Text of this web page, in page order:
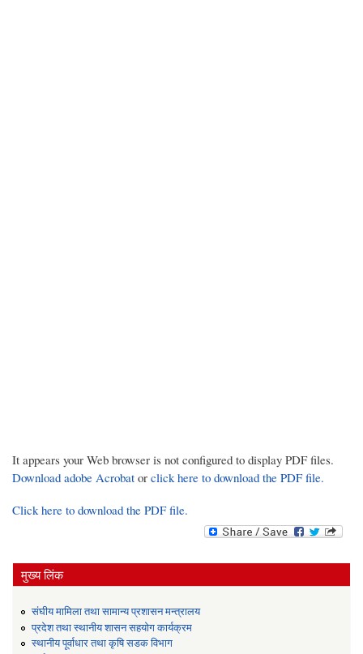
It appears your Web browser is not configured to display PDF files.
Download adobe Acrobat or click here to download the PDF file.
Click here to download the PDF file.
मुख्य लिंक
संघीय मामिला तथा सामान्य प्रशासन मन्त्रालय
प्रदेश तथा स्थानीय शासन सहयोग कार्यक्रम
स्थानीय पूर्वाधार तथा कृषि सडक विभाग